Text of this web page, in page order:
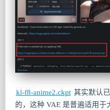
kl-f8-anime2.ckpt 其实默认
的，这种 VAE 是普遍适用于